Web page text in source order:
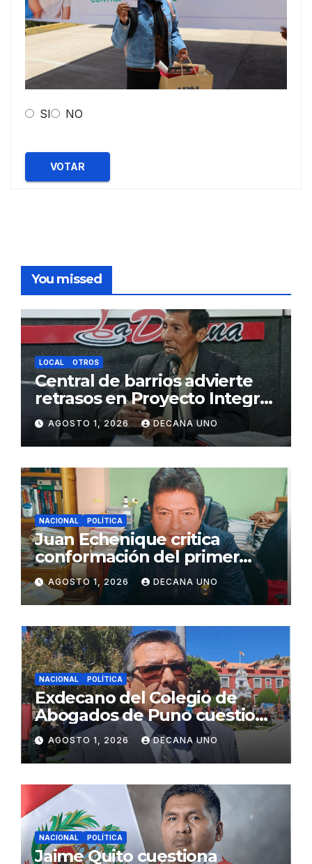
SI NO
VOTAR
You missed
LOCAL OTROS
Central de barrios advierte
retrasos en Proyecto Integral
de Agua y Alcantarillado para
Juliaca
AGOSTO 1, 2026 DECANA UNO
NACIONAL POLÍTICA
Juan Echenique critica
conformación del primer
gabinete ministerial de Keiko
Fujimori
AGOSTO 1, 2026 DECANA UNO
NACIONAL POLÍTICA
Exdecano del Colegio de
Abogados de Puno cuestiona
propuestas sobre seguridad
ciudadana
AGOSTO 1, 2026 DECANA UNO
NACIONAL POLÍTICA
Jaime Quito cuestiona